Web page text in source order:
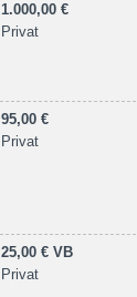
1.000,00 €
Privat
95,00 €
Privat
25,00 € VB
Privat